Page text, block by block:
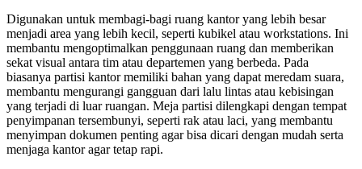
Digunakan untuk membagi-bagi ruang kantor yang lebih besar
menjadi area yang lebih kecil, seperti kubikel atau workstations. Ini
membantu mengoptimalkan penggunaan ruang dan memberikan
sekat visual antara tim atau departemen yang berbeda. Pada
biasanya partisi kantor memiliki bahan yang dapat meredam suara,
membantu mengurangi gangguan dari lalu lintas atau kebisingan
yang terjadi di luar ruangan. Meja partisi dilengkapi dengan tempat
penyimpanan tersembunyi, seperti rak atau laci, yang membantu
menyimpan dokumen penting agar bisa dicari dengan mudah serta
menjaga kantor agar tetap rapi.